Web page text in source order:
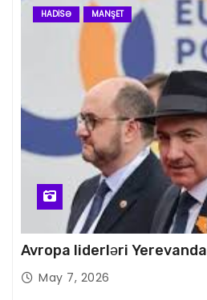
HADISƏ MANŞET
Avropa liderləri Yerevanda
May 7, 2026